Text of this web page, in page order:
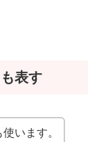
表す
います。